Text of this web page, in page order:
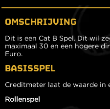
OMSCHRIJVING
Dit is een Cat B Spel. Dit wil
maximaal 30 en een hogere
Euro.
BASISSPEL
Creditmeter laat de waarde in
Rollenspel